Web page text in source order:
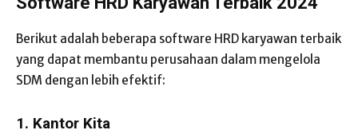
Berikut adalah beberapa software HRD karyawan terbaik
yang dapat membantu perusahaan dalam mengelola
SDM dengan lebih efektif:
1. Kantor Kita